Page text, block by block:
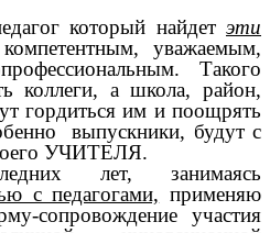
который найдет эти
уважаемым,
Такого
коллеги, а школа, район,
гордиться им и поощрять
выпускники, будут с
УЧИТЕЛЯ.
лет, занимаясь
с педагогами, применяю
сопровождение участия